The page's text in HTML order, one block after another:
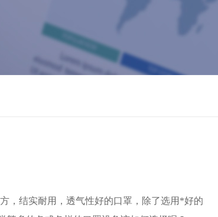
，结实耐用，透气性好的口罩，除了选用*好的